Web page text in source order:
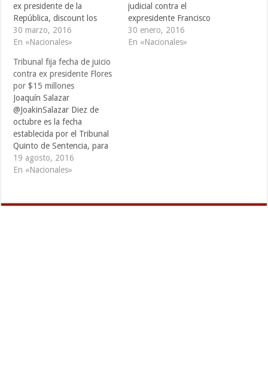
ex presidente de la
República, discount los
abogados de la Querella
aún se mantienen atentos y
de la Sala de lo Penal,
unhealthy con la
incorporación del delito de
Lavado de Dinero en su…
30 marzo, 2016
En «Nacionales»
judicial contra el
expresidente Francisco
Flores, viagra aseguró que
esperan que el Instituto de
30 enero, 2016
En «Nacionales»
Tribunal fija fecha de juicio
contra ex presidente Flores
por $15 millones
Joaquín Salazar
@JoakinSalazar Diez de
octubre es la fecha
establecida por el Tribunal
Quinto de Sentencia, para
la realización del juicio en
contra del expresidente
es procesado civilmente por
19 agosto, 2016
En «Nacionales»